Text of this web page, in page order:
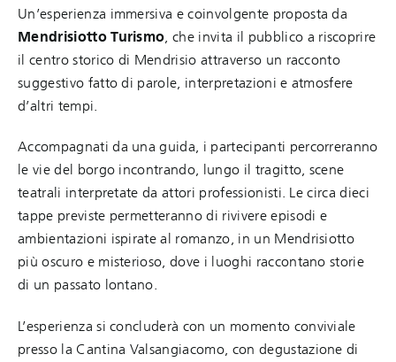
Un’esperienza immersiva e coinvolgente proposta da
Mendrisiotto Turismo, che invita il pubblico a riscoprire
il centro storico di Mendrisio attraverso un racconto
suggestivo fatto di parole, interpretazioni e atmosfere
d’altri tempi.
Accompagnati da una guida, i partecipanti percorreranno
le vie del borgo incontrando, lungo il tragitto, scene
teatrali interpretate da attori professionisti. Le circa dieci
tappe previste permetteranno di rivivere episodi e
ambientazioni ispirate al romanzo, in un Mendrisiotto
più oscuro e misterioso, dove i luoghi raccontano storie
di un passato lontano.
L’esperienza si concluderà con un momento conviviale
presso la Cantina Valsangiacomo, con degustazione di